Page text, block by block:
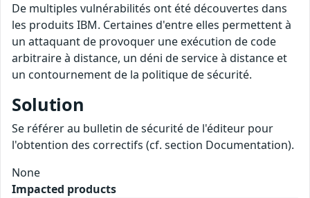
De multiples vulnérabilités ont été découvertes dans
les produits IBM. Certaines d'entre elles permettent à
un attaquant de provoquer une exécution de code
arbitraire à distance, un déni de service à distance et
un contournement de la politique de sécurité.
Solution
Se référer au bulletin de sécurité de l'éditeur pour
l'obtention des correctifs (cf. section Documentation).
None
Impacted products